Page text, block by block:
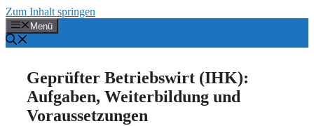
Zum Inhalt springen
Menü
Geprüfter Betriebswirt (IHK):
Aufgaben, Weiterbildung und
Voraussetzungen